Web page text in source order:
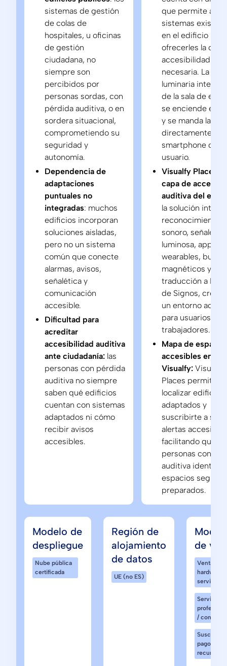
sistemas de gestión
de colas de
hospitales, u oficinas
de gestión
ciudadana, no
siempre son
percibidos por
personas sordas, con
pérdida auditiva, o en
sordera situacional,
comprometiendo su
seguridad y
autonomía.
Dependencia de
adaptaciones
puntuales no
integradas: muchos
edificios incorporan
soluciones aisladas,
pero no un sistema
común que conecte
alarmas, avisos,
señalética y
comunicación
accesible.
Dificultad para
acreditar
accesibilidad auditiva
ante ciudadanía: las
personas con pérdida
auditiva no siempre
saben qué edificios
cuentan con sistemas
adaptados ni cómo
recibir avisos
accesibles.
que permite a los
sistemas
en el edificio
ofrecerles la
accesibilidad
necesaria. La
luminaria
de la sala de
se enciende en
y se manda la
directamente al
smartphone del
usuario.
Visualfy Places
capa de
auditiva del
la solución
reconocimiento
sonoro, señalética
luminosa, app
wearables, bucles
magnéticos y
traducción a
de Signos,
un entorno
para usuarios y
trabajadores.
Mapa de
accesibles en la
Visualfy: Visualfy
Places permite
localizar edificios
adaptados y
suscribirte a sus
alertas
facilitando que las
personas con
auditiva
espacios
preparados.
Modelo de
despliegue
Nube pública
certificada
Región de
alojamiento
de datos
UE (no ES)
de
Venta de
hardware y
servicios
Servicios
/
pago
recurrente